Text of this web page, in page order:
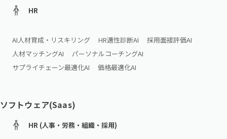
HR
AI人材育成・リスキリング HR適性診断AI
採用面接評価AI
人材マッチングAI
パーソナルコーチングAI
サプライチェーン最適化AI
価格最適化AI
ソフトウェア(Saas)
HR (人事・労務・組織・採用)